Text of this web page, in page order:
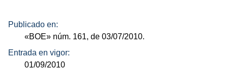
Publicado en:
«BOE» núm. 161, de 03/07/2010.
Entrada en vigor:
01/09/2010